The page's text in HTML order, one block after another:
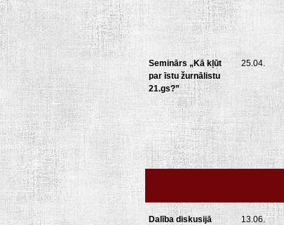
Seminārs „Kā kļūt
par īstu žurnālistu
21.gs?”
25.04.
Dalība diskusijā
13.06.